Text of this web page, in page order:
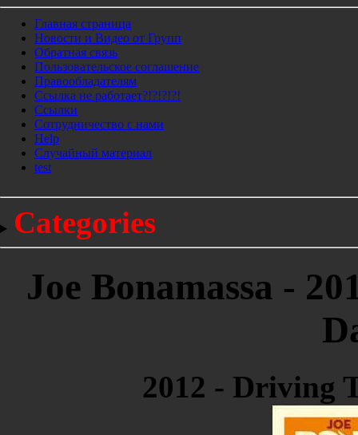
Главная страница
Новости и Видео от Групп
Обратная связь
Пользовательское соглашение
Правообладателям
Ссылка не работает?!?!?!?!
Ссылки
Сотрудничество с нами
Help
Cлучайный материал
test
Categories
Joe Bonamassa -
2012 - Driving